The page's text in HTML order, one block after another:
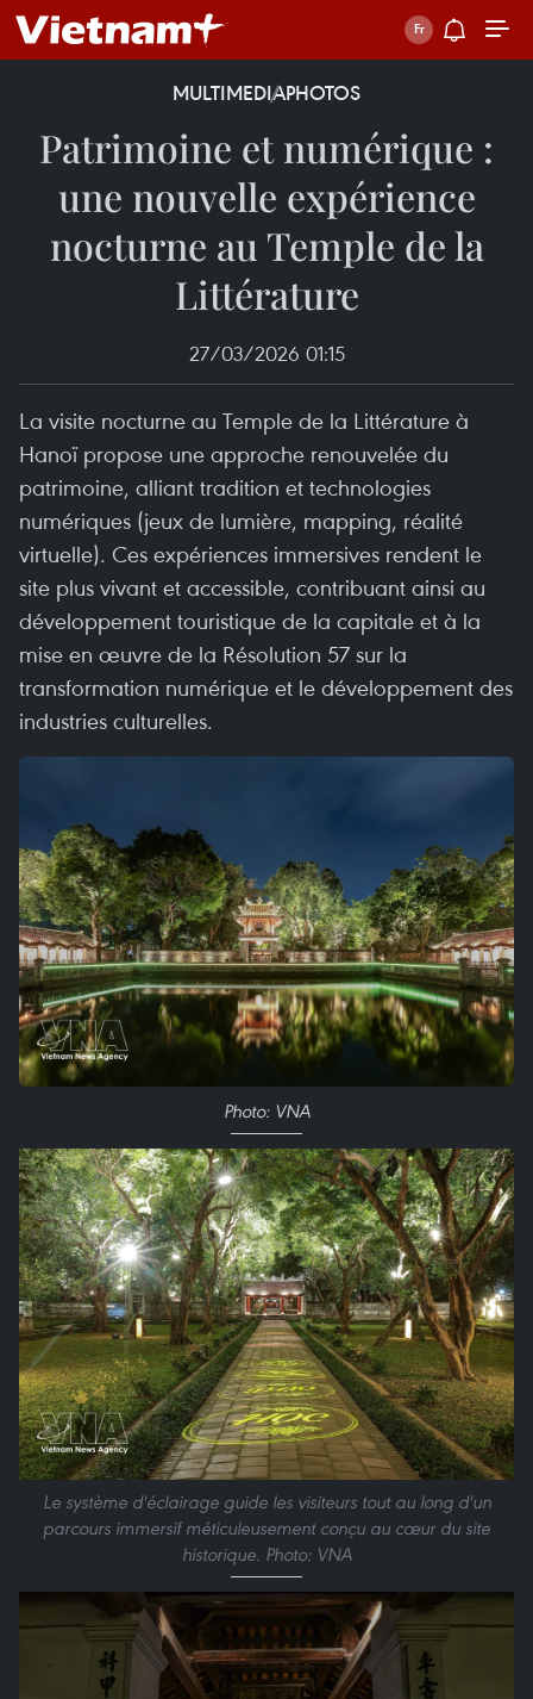
MULTIMEDIAPHOTOS
Patrimoine et numérique :
une nouvelle expérience
nocturne au Temple de la
Littérature
27/03/2026 01:15
La visite nocturne au Temple de la Littérature à
Hanoï propose une approche renouvelée du
patrimoine, alliant tradition et technologies
numériques (jeux de lumière, mapping, réalité
virtuelle). Ces expériences immersives rendent le
site plus vivant et accessible, contribuant ainsi au
développement touristique de la capitale et à la
mise en œuvre de la Résolution 57 sur la
transformation numérique et le développement des
industries culturelles.
Photo: VNA
Le système d'éclairage guide les visiteurs tout au long d'un
parcours immersif méticuleusement conçu au cœur du site
historique. Photo: VNA